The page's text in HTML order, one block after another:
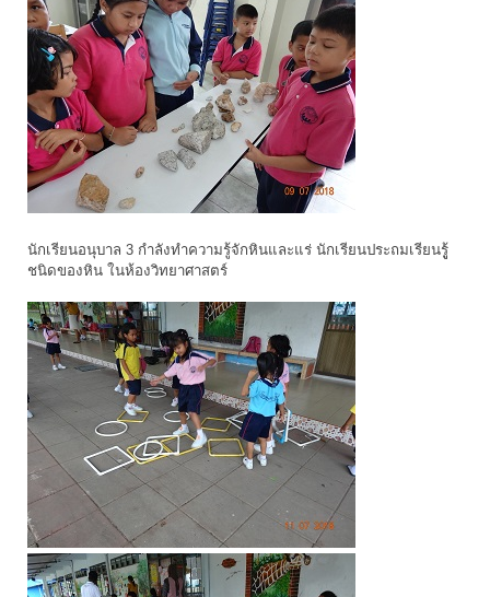
นักเรียนอนุบาล 3 กำลังทำความรู้จักหินและแร่ นักเรียนประถมเรียนรูู้
ชนิดของหิน ในห้องวิทยาศาสตร์